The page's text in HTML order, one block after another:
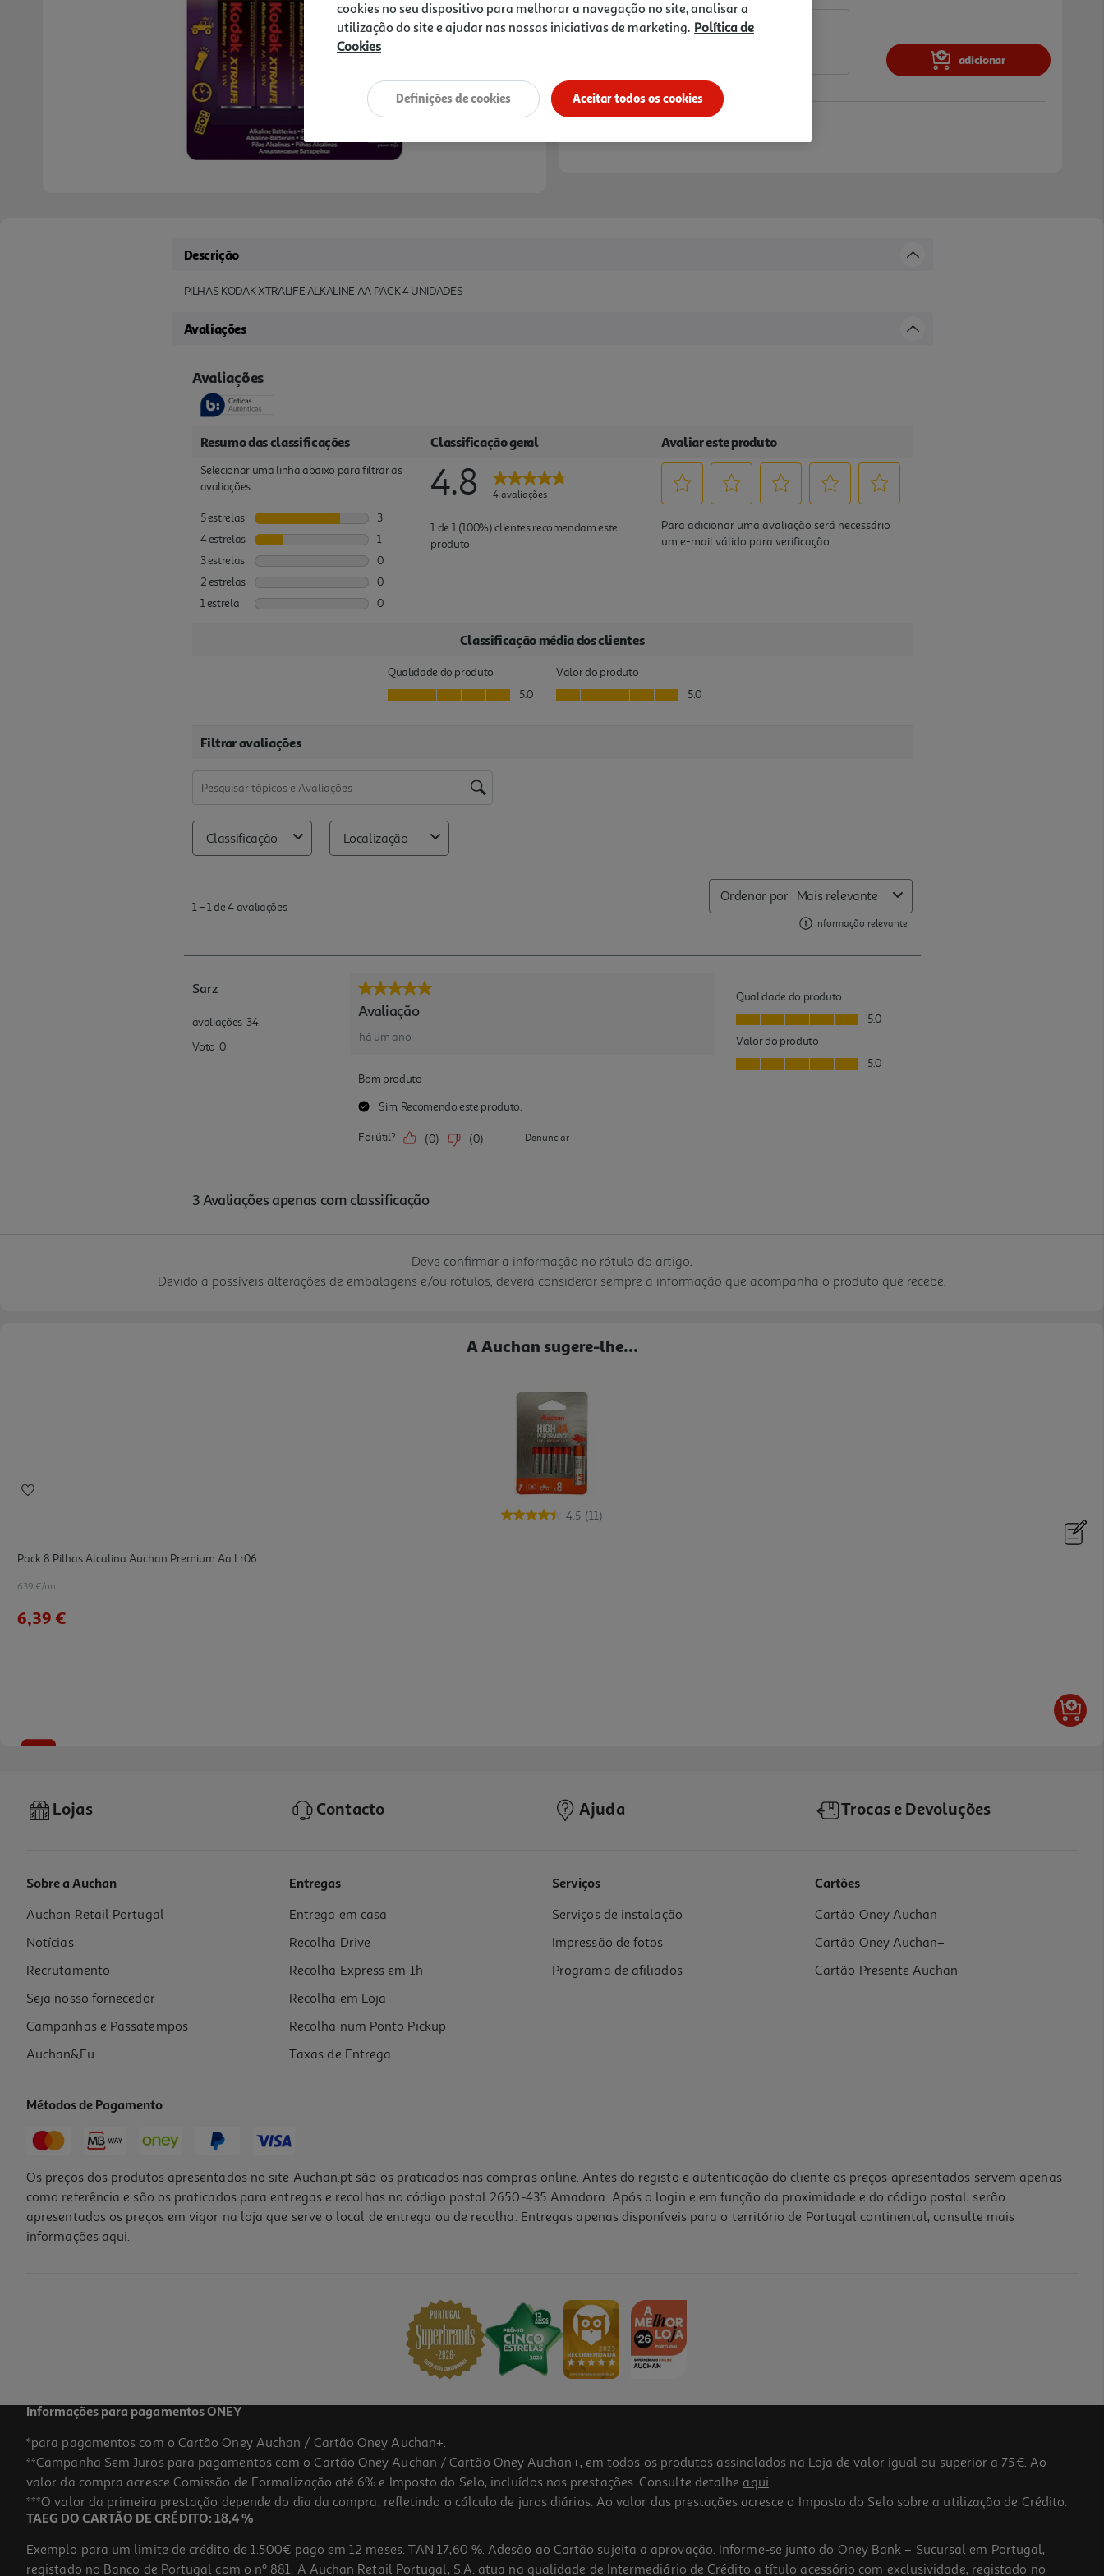
adicionar
Descrição
PILHAS KODAK XTRALIFE ALKALINE AA PACK 4 UNIDADES
Avaliações
Deve confirmar a informação no rótulo do artigo.
Devido a possíveis alterações de embalagens e/ou rótulos, deverá considerar sempre a informação que acompanha o produto que recebe.
A Auchan sugere-lhe...
4.5 (11)
Pack 8 Pilhas Alcalina Auchan Premium Aa Lr06
6.39 €/un
6,39 €
Pack 16 Pilhas Alcalina Auchan Standard Aa Lr06
5 €/un
5,00 €
Lojas Contacto Ajuda Trocas e Devoluções
Sobre a Auchan
Auchan Retail Portugal
Notícias
Recrutamento
Seja nosso fornecedor
Campanhas e Passatempos
Auchan&Eu
Entregas
Entrega em casa
Recolha Drive
Recolha Express em 1h
Recolha em Loja
Recolha num Ponto Pickup
Taxas de Entrega
Serviços
Serviços de instalação
Impressão de fotos
Programa de afiliados
Cartões
Cartão Oney Auchan
Cartão Oney Auchan+
Cartão Presente Auchan
Métodos de Pagamento
Os preços dos produtos apresentados no site Auchan.pt são os praticados nas compras online. Antes do registo e autenticação do cliente os preços apresentados servem apenas
como referência e são os praticados para entregas e recolhas no código postal 2650-435 Amadora. Após o login e em função da proximidade e do código postal, serão
apresentados os preços em vigor na loja que serve o local de entrega ou de recolha. Entregas apenas disponíveis para o território de Portugal continental, consulte mais
informações aqui.
Informações para pagamentos ONEY
*para pagamentos com o Cartão Oney Auchan / Cartão Oney Auchan+.
**Campanha Sem Juros para pagamentos com o Cartão Oney Auchan / Cartão Oney Auchan+, em todos os produtos assinalados na Loja de valor igual ou superior a 75€. Ao
valor da compra acresce Comissão de Formalização até 6% e Imposto do Selo, incluídos nas prestações. Consulte detalhe aqui.
***O valor da primeira prestação depende do dia da compra, refletindo o cálculo de juros diários. Ao valor das prestações acresce o Imposto do Selo sobre a utilização de Crédito.
TAEG DO CARTÃO DE CRÉDITO: 18,4 %
Exemplo para um limite de crédito de 1.500€ pago em 12 meses. TAN 17,60 %. Adesão ao Cartão sujeita a aprovação. Informe-se junto do Oney Bank – Sucursal em Portugal,
registado no Banco de Portugal com o nº 881. A Auchan Retail Portugal, S.A. atua na qualidade de Intermediário de Crédito a título acessório com exclusividade, registado no
cookies no seu dispositivo para melhorar a navegação no site, analisar a
utilização do site e ajudar nas nossas iniciativas de marketing. Política de
Cookies
Aceitar todos os cookies
Definições de cookies